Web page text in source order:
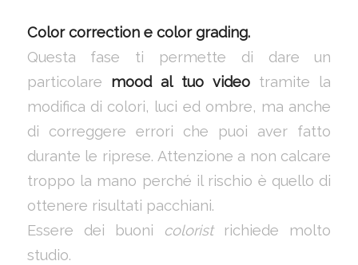
Color correction e color grading.
Questa fase ti permette di dare un
particolare mood al tuo videotramite la
modifica di colori, luci ed ombre, ma anche
di correggere errori che puoi aver fatto
durante le riprese. Attenzione a non calcare
troppo la mano perché il rischio è quello di
ottenere risultati pacchiani.
Essere dei buoni coloristrichiede molto
studio.